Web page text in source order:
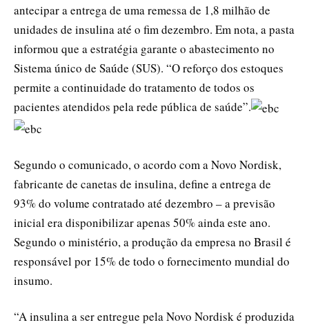
antecipar a entrega de uma remessa de 1,8 milhão de
unidades de insulina até o fim dezembro. Em nota, a pasta
informou que a estratégia garante o abastecimento no
Sistema único de Saúde (SUS). “O reforço dos estoques
permite a continuidade do tratamento de todos os
pacientes atendidos pela rede pública de saúde”.
Segundo o comunicado, o acordo com a Novo Nordisk,
fabricante de canetas de insulina, define a entrega de
93% do volume contratado até dezembro – a previsão
inicial era disponibilizar apenas 50% ainda este ano.
Segundo o ministério, a produção da empresa no Brasil é
responsável por 15% de todo o fornecimento mundial do
insumo.
“A insulina a ser entregue pela Novo Nordisk é produzida